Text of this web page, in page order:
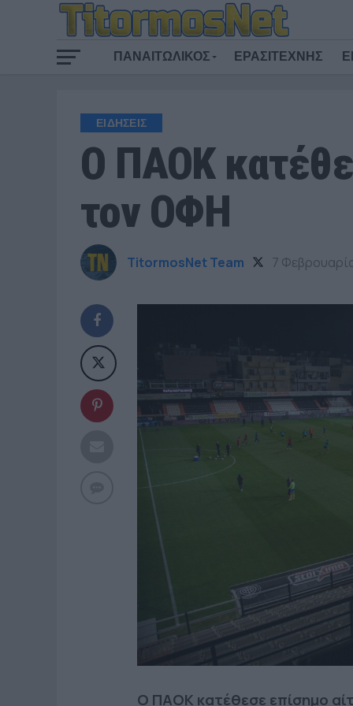
ΠΑΝΑΙΤΩΛΙΚΟΣ ΕΡΑΣΙΤΕΧΝΗΣ
ΕΙΔΗΣΕΙΣ
Ο ΠΑΟΚ
τον ΟΦΗ
TitormosNet Team 7
Ο ΠΑΟΚ κατέθεσε επίσημο